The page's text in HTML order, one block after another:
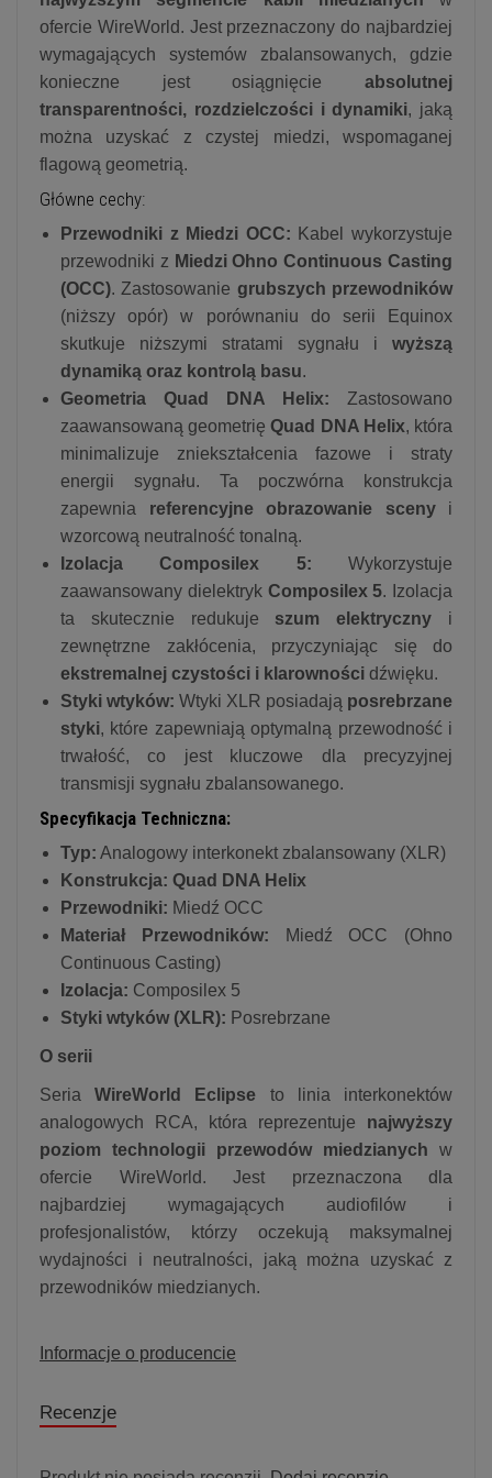
ofercie WireWorld. Jest przeznaczony do najbardziej
wymagających systemów zbalansowanych, gdzie
konieczne jest osiągnięcie absolutnej
transparentności, rozdzielczości i dynamiki, jaką
można uzyskać z czystej miedzi, wspomaganej
flagową geometrią.
Główne cechy:
Przewodniki z Miedzi OCC: Kabel wykorzystuje
przewodniki z Miedzi Ohno Continuous Casting
(OCC). Zastosowanie grubszych przewodników
(niższy opór) w porównaniu do serii Equinox
skutkuje niższymi stratami sygnału i wyższą
dynamiką oraz kontrolą basu.
Geometria Quad DNA Helix: Zastosowano
zaawansowaną geometrięQuad DNA Helix, która
minimalizuje zniekształcenia fazowe i straty
energii sygnału. Ta poczwórna konstrukcja
zapewnia referencyjne obrazowanie scenyi
wzorcową neutralność tonalną.
Izolacja Composilex 5: Wykorzystuje
zaawansowany dielektryk Composilex 5. Izolacja
ta skutecznie redukuje szum elektryczny i
zewnętrzne zakłócenia, przyczyniając się do
ekstremalnej czystości i klarowności dźwięku.
Styki wtyków: Wtyki XLR posiadają posrebrzane
styki, które zapewniają optymalną przewodność i
trwałość, co jest kluczowe dla precyzyjnej
transmisji sygnału zbalansowanego.
Specyfikacja Techniczna:
Typ: Analogowy interkonekt zbalansowany (XLR)
Konstrukcja: Quad DNA Helix
Przewodniki: Miedź OCC
Materiał Przewodników: Miedź OCC (Ohno
Continuous Casting)
Izolacja: Composilex 5
Styki wtyków (XLR): Posrebrzane
O serii
SeriaWireWorld Eclipse to linia interkonektów
analogowych RCA, która reprezentuje najwyższy
poziom technologii przewodów miedzianych w
ofercie WireWorld. Jest przeznaczona dla
najbardziej wymagających audiofilów i
profesjonalistów, którzy oczekują maksymalnej
wydajności i neutralności, jaką można uzyskać z
przewodników miedzianych.
Informacje o producencie
Recenzje